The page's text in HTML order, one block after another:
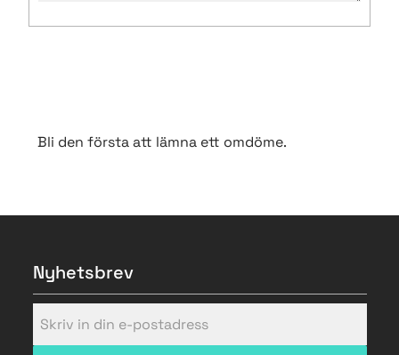
Bli den första att lämna ett omdöme.
Nyhetsbrev